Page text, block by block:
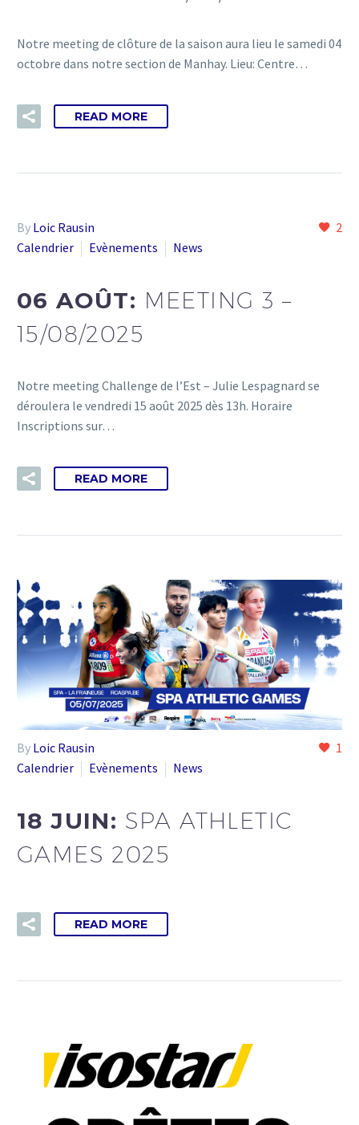
Notre meeting de clôture de la saison aura lieu le samedi 04
octobre dans notre section de Manhay. Lieu: Centre…
READ MORE
2
By Loic Rausin
Calendrier
Evènements News
06 AOÛT: MEETING 3 –
15/08/2025
Notre meeting Challenge de l’Est – Julie Lespagnard se
déroulera le vendredi 15 août 2025 dès 13h. Horaire
Inscriptions sur…
READ MORE
1
By Loic Rausin
Calendrier
Evènements News
18 JUIN: SPA ATHLETIC
GAMES 2025
READ MORE